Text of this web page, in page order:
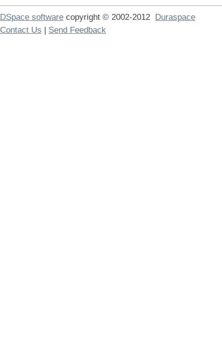
DSpace software copyright © 2002-2012 Duraspace
Contact Us | Send Feedback